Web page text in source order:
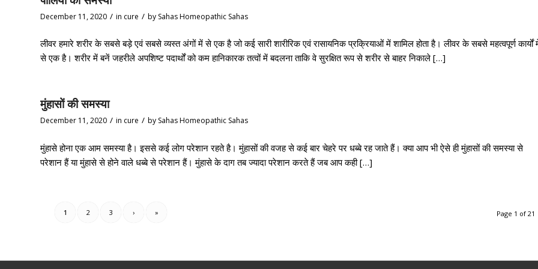
December 11, 2020 / in cure / by Sahas Homeopathic Sahas
लीवर हमारे शरीर के सबसे बड़े एवं सबसे व्यस्त अंगों में से एक है जो कई सारी शारीरिक एवं रासायनिक प्रक्रियाओं में शामिल होता है। लीवर के सबसे महत्वपूर्ण कार्यों
से एक है। शरीर में बनें जहरीले अपशिष्ट पदार्थों को कम हानिकारक तत्वों में बदलना ताकि वे सुरक्षित रूप से शरीर से बाहर निकाले […]
मुंहासों की समस्या
December 11, 2020 / in cure / by Sahas Homeopathic Sahas
मुंहासे होना एक आम समस्या है। इससे कई लोग परेशान रहते है। मुंहासों की वजह से कई बार चेहरे पर धब्बे रह जाते हैं। क्या आप भी ऐसे ही मुंहासों की समस्या से
परेशान हैं या मुंहासे से होने वाले धब्बे से परेशान हैं। मुंहासे के दाग तब ज्यादा परेशान करते हैं जब आप कही […]
Page 1 of 21
1 2 3 › »